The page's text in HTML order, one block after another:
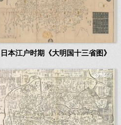
日本江户时期《大明国十三省图》
8466